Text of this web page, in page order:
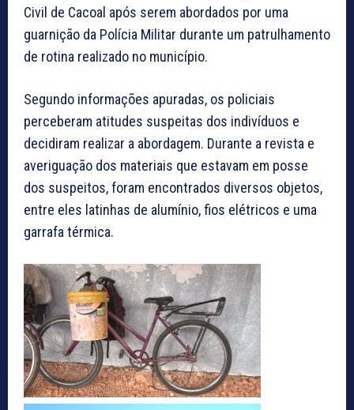
Civil de Cacoal após serem abordados por uma
guarnição da Polícia Militar durante um patrulhamento
de rotina realizado no município.
Segundo informações apuradas, os policiais
perceberam atitudes suspeitas dos indivíduos e
decidiram realizar a abordagem. Durante a revista e
averiguação dos materiais que estavam em posse
dos suspeitos, foram encontrados diversos objetos,
entre eles latinhas de alumínio, fios elétricos e uma
garrafa térmica.